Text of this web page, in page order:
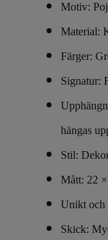
Motiv:
Material:
Färger:
Signatur:
hängas
Stil:
Mått: 22
Unikt och
Skick: